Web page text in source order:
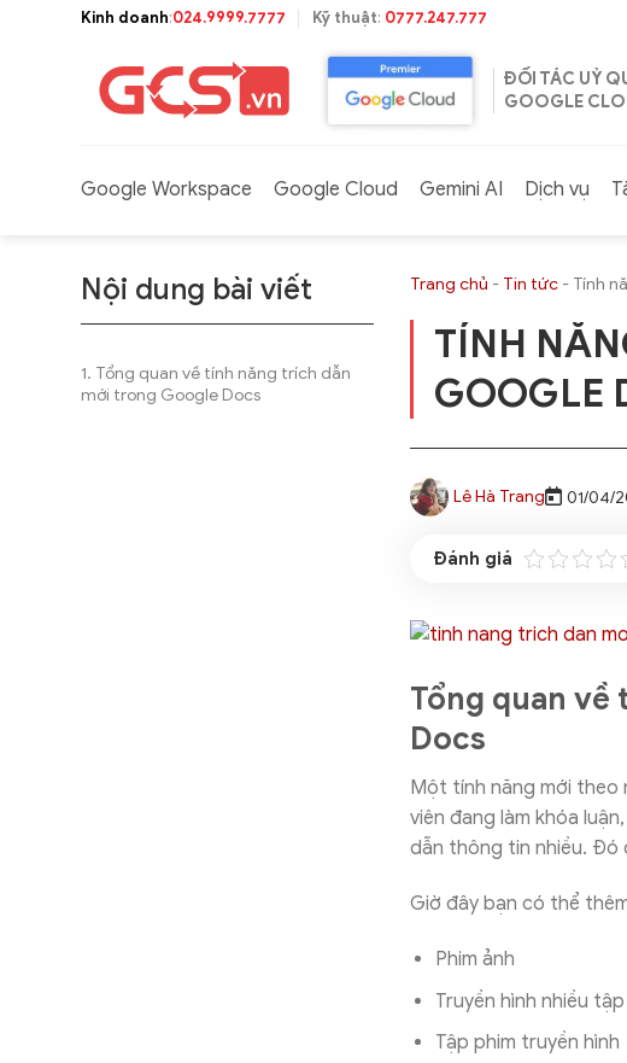
Kinh doanh:024.9999.7777 Kỹ thuật: 0777.247.777
ĐỐI TÁC UỶ
GOOGLE
Google Workspace Google Cloud Gemini AI Dịch vụ
Nội dung bài viết
Tổng quan về tính năng trích dẫn
mới trong Google Docs
Trang chủ - Tin tức- Tính
TÍNH
GOOGLE
Lê Hà Trang 01/04/
Tổng quan
Docs
Một tính năng mới theo
viên đang làm khóa
dẫn thông tin nhiều. Đó
Giờ đây bạn có thể
Phim ảnh
Truyền hình nhiều tập
Tập phim truyền hình